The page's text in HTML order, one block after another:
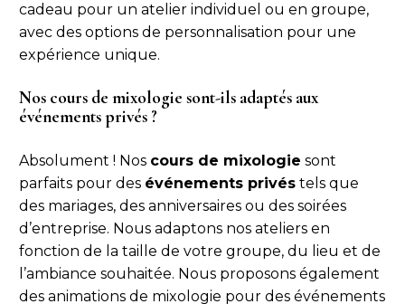
cadeau pour un atelier individuel ou en groupe,
avec des options de personnalisation pour une
expérience unique.
Nos cours de mixologie sont-ils adaptés aux
événements privés ?
Absolument ! Nos cours de mixologie sont
parfaits pour des événements privés tels que
des mariages, des anniversaires ou des soirées
d’entreprise. Nous adaptons nos ateliers en
fonction de la taille de votre groupe, du lieu et de
l’ambiance souhaitée. Nous proposons également
des animations de mixologie pour des événements